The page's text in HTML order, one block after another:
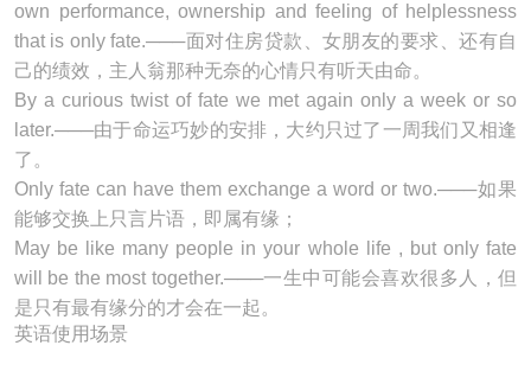
own performance, ownership and feeling of helplessness
that is only fate.───面对住房贷款、女朋友的要求、还有自
己的绩效，主人翁那种无奈的心情只有听天由命。
By a curious twist of fate we met again only a week or so
later.───由于命运巧妙的安排，大约只过了一周我们又相逢
了。
Only fate can have them exchange a word or two.───如果
能够交换上只言片语，即属有缘；
May be like many people in your whole life , but only fate
will be the most together.───一生中可能会喜欢很多人，但
是只有最有缘分的才会在一起。
英语使用场景